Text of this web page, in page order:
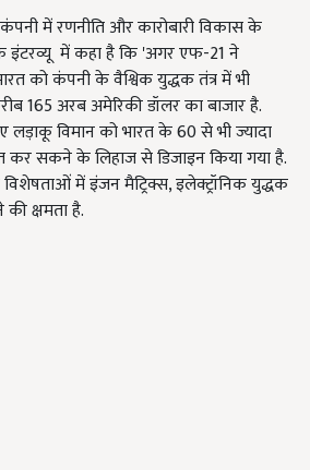
कंपनी में रणनीति और कारोबारी विकास के
इंटरव्यू में कहा है कि'अगर एफ-21ने
को कंपनी के वैश्विक युद्धक तंत्र में भी
165अरब अमेरिकी डॉलर का बाजार है.
लड़ाकू विमान को भारत के60से भी ज्यादा
कर सकने के लिहाज से डिजाइन किया गया है.
में इंजन मैट्रिक्स,इलेक्ट्रॉनिक युद्धक
क्षमता है.